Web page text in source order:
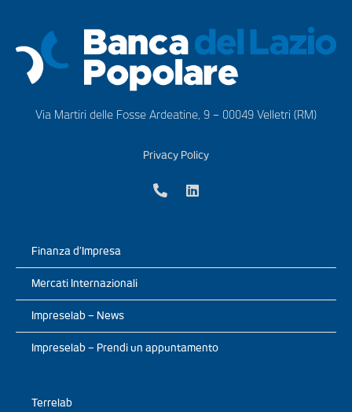
Via Martiri delle Fosse Ardeatine, 9 – 00049 Velletri (RM)
Privacy Policy
Finanza d’Impresa
Mercati Internazionali
Impreselab – News
Impreselab – Prendi un appuntamento
Terrelab